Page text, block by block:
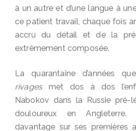
à un autre et d’une langue à
ce patient travail, chaque fois
accru du détail et de la
extrêmement composée.
La quarantaine d’années
rivages met dos à dos
Nabokov dans la Russie pré-
douloureux en Angleterre.
davantage sur ses premières